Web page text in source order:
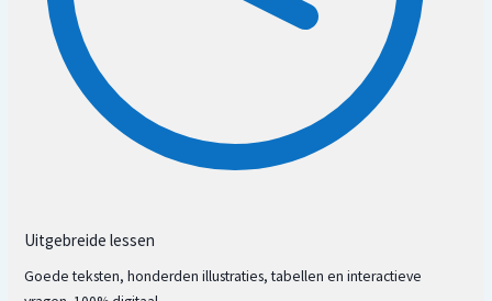
Feng Shui – vorm (landschap) leer
Uitgebreide lessen
Goede teksten, honderden illustraties, tabellen en interactieve